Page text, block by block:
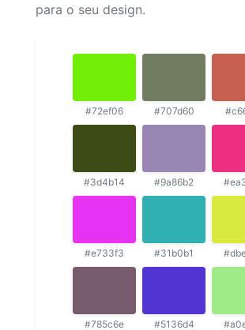
para o seu design.
#72ef06 #707d60
#3d4b14 #9a86b2
#e733f3 #31b0b1
#785c6e #5136d4